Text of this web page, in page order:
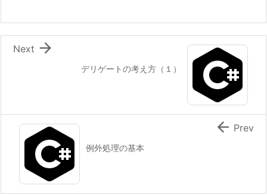
デリゲートの考え方（１）

Next
例外処理の基本
 Prev